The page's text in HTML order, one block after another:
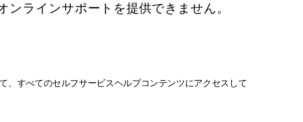
ラインサポートを提供できません。
、すべてのセルフサービスヘルプコンテンツにアクセスして